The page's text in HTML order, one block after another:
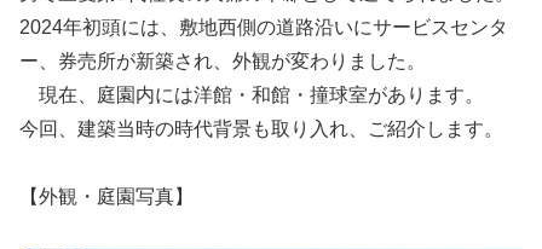
2024年初頭には、敷地西側の道路沿いにサービスセンタ
ー、券売所が新築され、外観が変わりました。
現在、庭園内には洋館・和館・撞球室があります。
今回、建築当時の時代背景も取り入れ、ご紹介します。
【外観・庭園写真】